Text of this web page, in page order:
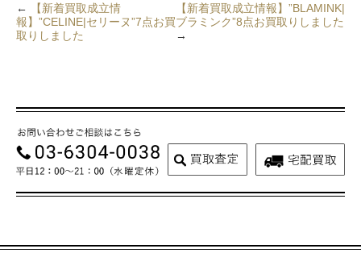
←
【新着買取成立情
報】”CELINE|セリーヌ”7点お買
取りしました
【新着買取成立情報】”BLAMINK|
ブラミンク”8点お買取りしました
→